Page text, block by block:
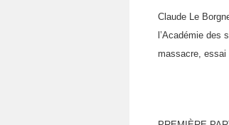
Claude Le
l’Académie des
massacre, essai